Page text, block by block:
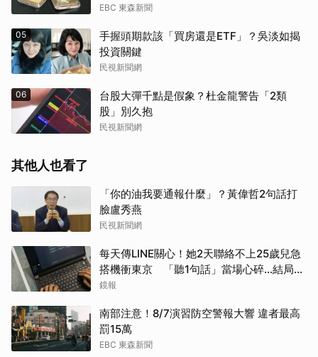
EBC 東森新聞
05
手握頭期款該「買房還是ETF」？吳淡如揭
投資關鍵
民視新聞網
06
台股大彈千點是假象？杜金龍警告「2類
股」別久抱
民視新聞網
其他人也看了
「你的油我要通報什麼」？黃偉哲2句話打
臉盧秀燕
民視新聞網
每天傳LINE關心！她2天聯絡不上25歲兒急
搭機衝東京 「聽1句話」當場心碎...結局看
哭網
鏡報
南部注意！8/7演習防空警報大響 違者最高
罰15萬
EBC 東森新聞